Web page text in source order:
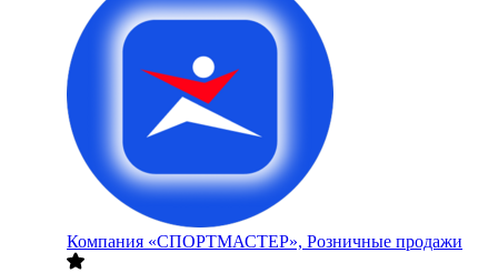
Компания «СПОРТМАСТЕР», Розничные продажи